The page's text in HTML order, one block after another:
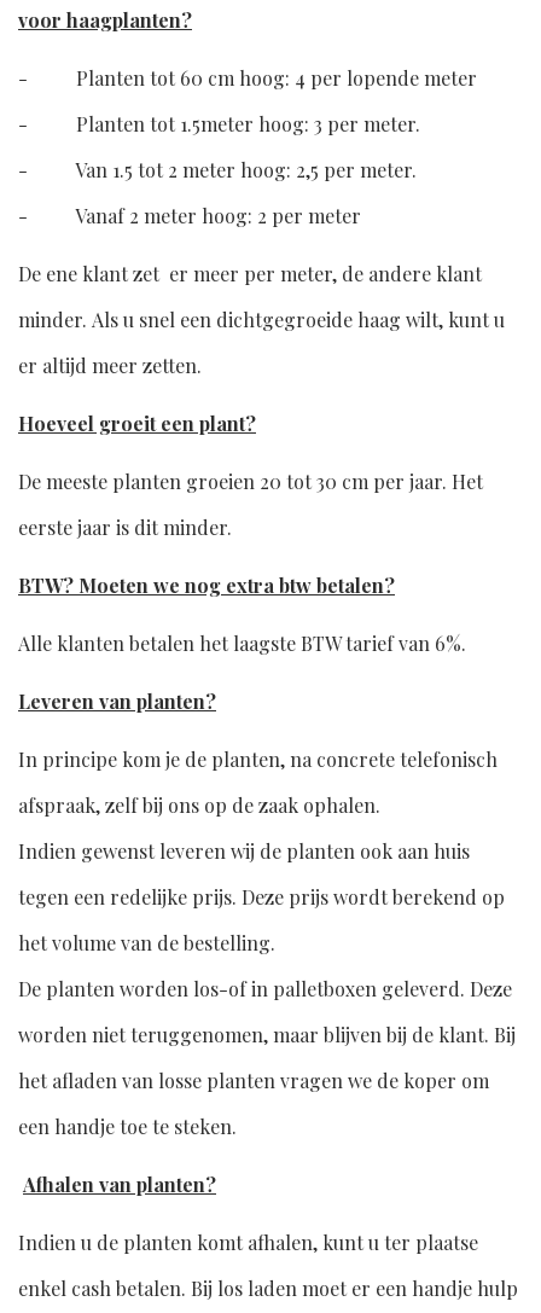
voor haagplanten?
- Planten tot 60 cm hoog: 4 per lopende meter
- Planten tot 1.5meter hoog: 3 per meter.
- Van 1.5 tot 2 meter hoog: 2,5 per meter.
- Vanaf 2 meter hoog: 2 per meter
De ene klant zet er meer per meter, de andere klant
minder. Als u snel een dichtgegroeide haag wilt, kunt u
er altijd meer zetten.
Hoeveel groeit een plant?
De meeste planten groeien 20 tot 30 cm per jaar. Het
eerste jaar is dit minder.
BTW? Moeten we nog extra btw betalen?
Alle klanten betalen het laagste BTW tarief van 6%.
Leveren van planten?
In principe kom je de planten, na concrete telefonisch
afspraak, zelf bij ons op de zaak ophalen.
Indien gewenst leveren wij de planten ook aan huis
tegen een redelijke prijs. Deze prijs wordt berekend op
het volume van de bestelling.
De planten worden los-of in palletboxen geleverd. Deze
worden niet teruggenomen, maar blijven bij de klant. Bij
het afladen van losse planten vragen we de koper om
een handje toe te steken.
Afhalen van planten?
Indien u de planten komt afhalen, kunt u ter plaatse
enkel cash betalen. Bij los laden moet er een handje hulp